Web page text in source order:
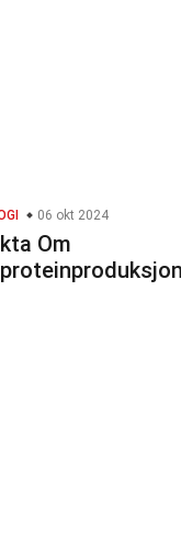
06 okt 2024
Om